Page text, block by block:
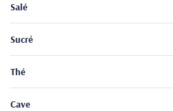
Salé
Sucré
Thé
Cave